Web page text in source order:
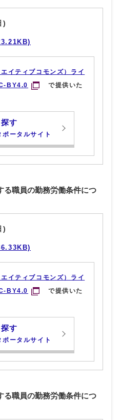
)
イティブコモンズ）ライ
BY4.0
で提供いた
す
ータルサイト
る職員の勤務労働条件につ
)
イティブコモンズ）ライ
BY4.0
で提供いた
す
ータルサイト
る職員の勤務労働条件につ